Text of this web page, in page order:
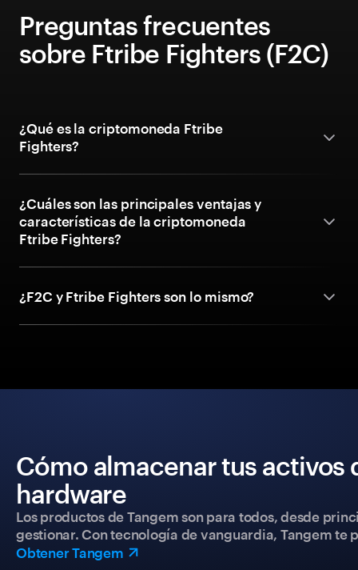
Preguntas frecuentes
sobre Ftribe Fighters (F2C)
¿Qué es la criptomoneda Ftribe
Fighters?
¿Cuáles son las principales ventajas y
características de la criptomoneda
Ftribe Fighters?
¿F2C y Ftribe Fighters son lo mismo?
Cómo almacenar tus activos
hardware
Los productos de Tangem son para todos, desde
gestionar. Con tecnología de vanguardia, Tangem
Obtener Tangem